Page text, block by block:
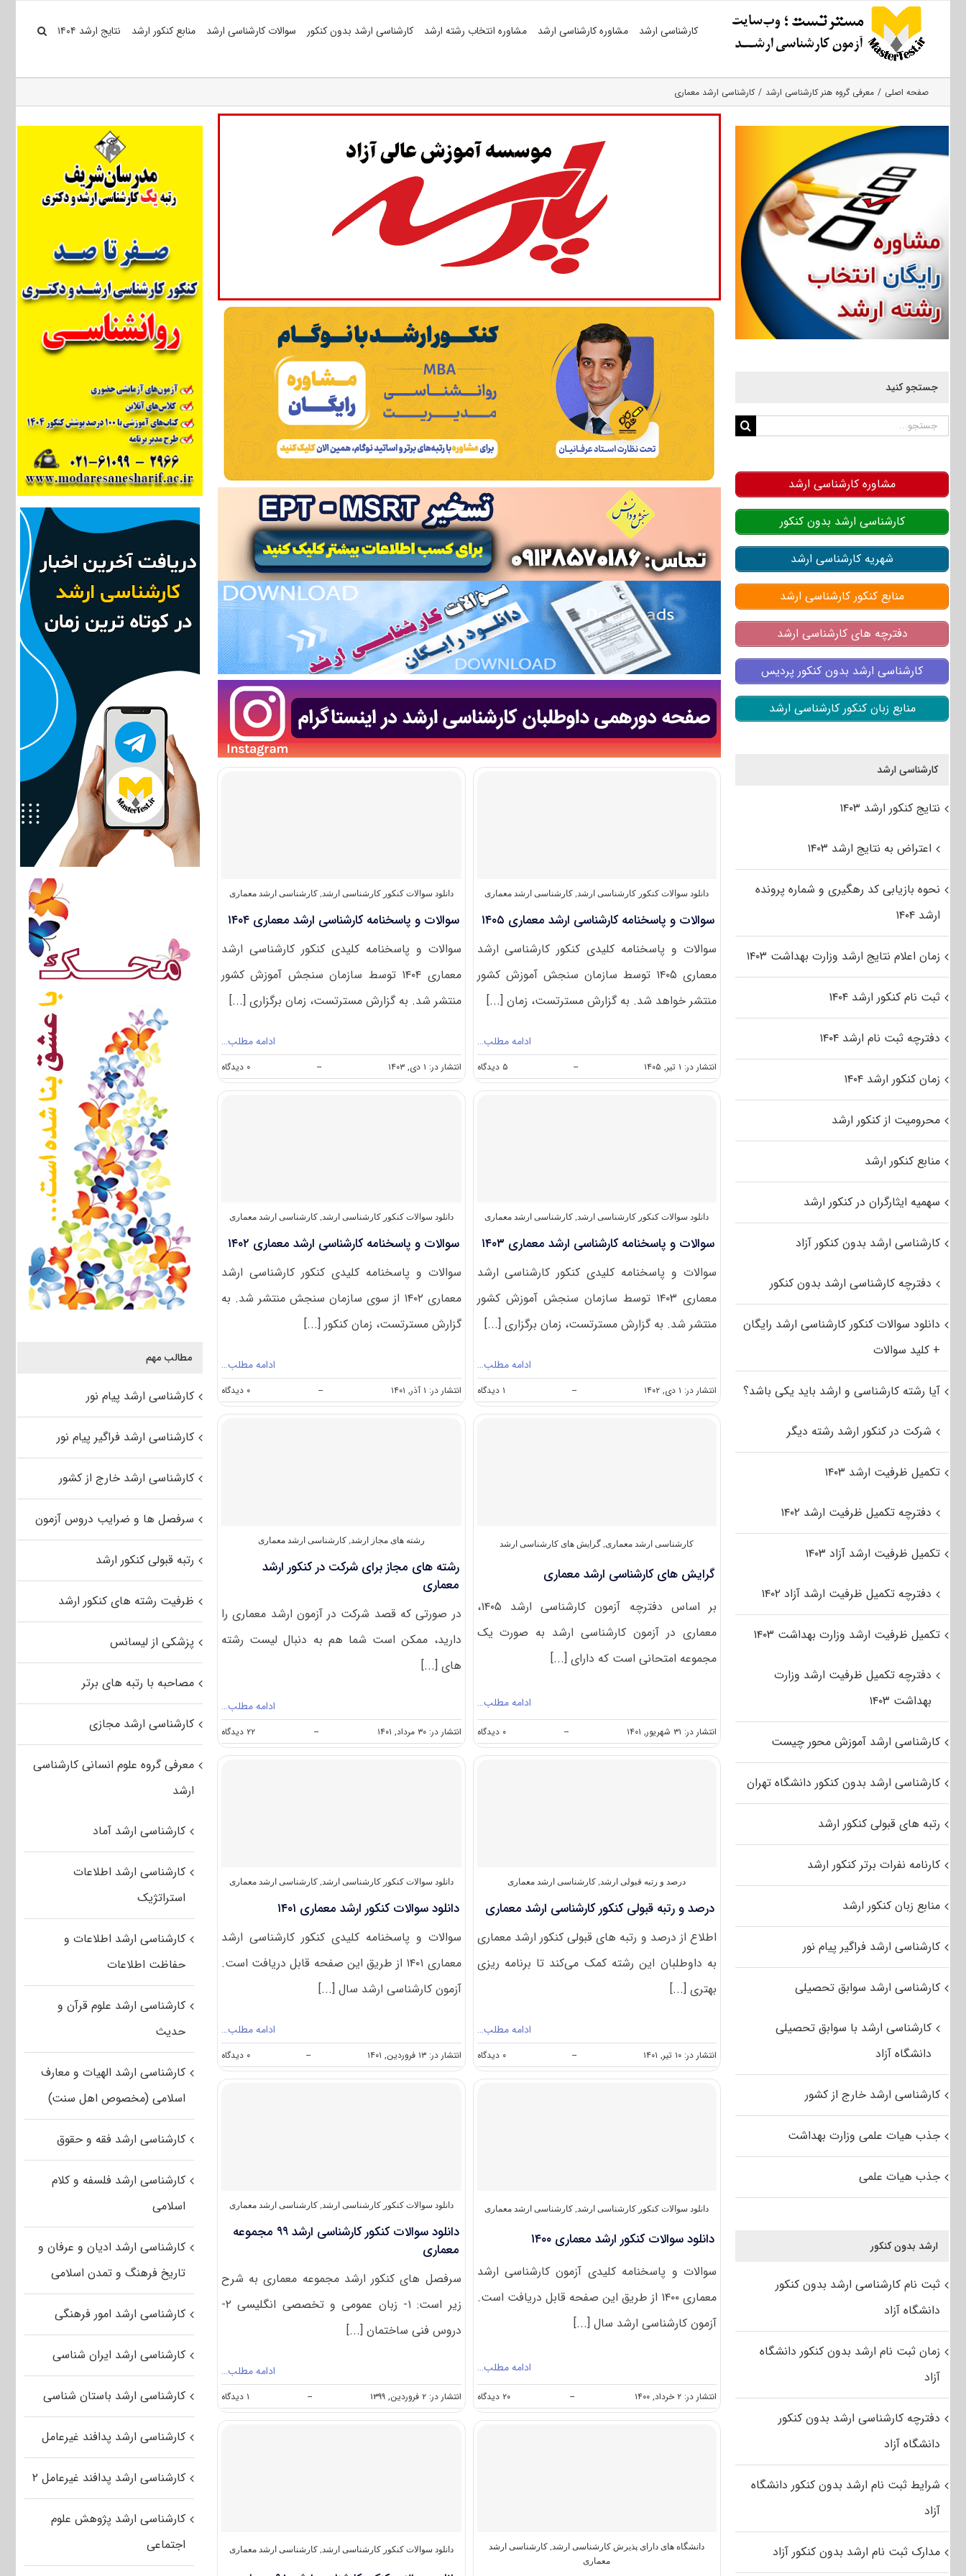
کارشناسی ارشد مشاوره کارشناسی ارشد مشاوره انتخاب رشته ارشد کارشناسی ارشد بدون کنکور سوالات کارشناسی ارشد منابع کنکور ارشد نتایج ارشد ۱۴۰۴
صفحه اصلی معرفی گروه هنر کارشناسی ارشد کارشناسی ارشد معماری
دانلود سوالات کنکور کارشناسی ارشد, کارشناسی ارشد معماری
سوالات و پاسخنامه کارشناسی ارشد معماری ۱۴۰۵
سوالات و پاسخنامه کلیدی کنکور کارشناسی ارشد
معماری ۱۴۰۵ توسط سازمان سنجش آموزش کشور
منتشر خواهد شد. به گزارش مسترتست، زمان [...]
ادامه مطلب…
انتشار در: ۱ تیر, ۱۴۰۵ -- ۵ دیدگاه
سوالات
و
دانلود سوالات کنکور کارشناسی ارشد,کارشناسی ارشد معماری
سوالات و پاسخنامه کارشناسی ارشد معماری ۱۴۰۴
سوالات و پاسخنامه کلیدی کنکور کارشناسی ارشد
معماری ۱۴۰۴ توسط سازمان سنجش آموزش کشور
منتشر شد. به گزارش مسترتست، زمان برگزاری [...]
ادامه مطلب…
انتشار در: ۱ دی, ۱۴۰۳ -- ۰ دیدگاه
on
سوالات
و
دانلود سوالات کنکور کارشناسی ارشد, کارشناسی ارشد معماری
سوالات و پاسخنامه کارشناسی ارشد معماری ۱۴۰۳
سوالات و پاسخنامه کلیدی کنکور کارشناسی ارشد
معماری ۱۴۰۳ توسط سازمان سنجش آموزش کشور
منتشر شد. به گزارش مسترتست، زمان برگزاری [...]
ادامه مطلب…
انتشار در: ۱ دی, ۱۴۰۲ -- ۱ دیدگاه
سوالات
و
دانلود سوالات کنکور کارشناسی ارشد,کارشناسی ارشد معماری
سوالات و پاسخنامه کارشناسی ارشد معماری ۱۴۰۲
سوالات و پاسخنامه کلیدی کنکور کارشناسی ارشد
معماری ۱۴۰۲ از سوی سازمان سنجش منتشر شد. به
گزارش مسترتست، زمان کنکور [...]
ادامه مطلب…
انتشار در: ۱ آذر, ۱۴۰۱ -- ۰ دیدگاه
on
سوالات
و
پاسخنامه
کارشناسی
کارشناسی ارشد معماری, گرایش های کارشناسی ارشد
گرایش های کارشناسی ارشد معماری
بر اساس دفترچه آزمون کارشناسی ارشد ۱۴۰۵،
معماری در آزمون کارشناسی ارشد به صورت یک
مجموعه امتحانی است که دارای [...]
ادامه مطلب…
انتشار در: ۳۱ شهریور, ۱۴۰۱ -- ۰ دیدگاه
گرایش
های
رشته های مجاز ارشد,کارشناسی ارشد معماری
رشته های مجاز برای شرکت در کنکور ارشد
معماری
در صورتی که قصد شرکت در آزمون ارشد معماری را
دارید، ممکن است شما هم به دنبال لیست رشته
های [...]
ادامه مطلب…
انتشار در: ۳۰ مرداد, ۱۴۰۱ -- ۲۲ دیدگاه
on
رشته
های
درصد و رتبه قبولی ارشد, کارشناسی ارشد معماری
درصد و رتبه قبولی کنکور کارشناسی ارشد معماری
اطلاع از درصد و رتبه های قبولی کنکور ارشد معماری
به داوطلبان این رشته کمک می‌کند تا برنامه ریزی
بهتری [...]
ادامه مطلب…
انتشار در: ۱۰ تیر, ۱۴۰۱ -- ۰ دیدگاه
درصد
و
دانلود سوالات کنکور کارشناسی ارشد,کارشناسی ارشد معماری
دانلود سوالات کنکور ارشد معماری ۱۴۰۱
سوالات و پاسخنامه کلیدی کنکور کارشناسی ارشد
معماری ۱۴۰۱ از طریق این صفحه قابل دریافت است.
آزمون کارشناسی ارشد سال [...]
ادامه مطلب…
انتشار در: ۱۳ فروردین, ۱۴۰۱ -- ۰ دیدگاه
on
دانلود
سوالات
دانلود سوالات کنکور کارشناسی ارشد, کارشناسی ارشد معماری
دانلود سوالات کنکور ارشد معماری ۱۴۰۰
سوالات و پاسخنامه کلیدی آزمون کارشناسی ارشد
معماری ۱۴۰۰ از طریق این صفحه قابل دریافت است.
آزمون کارشناسی ارشد سال [...]
ادامه مطلب…
انتشار در: ۲ خرداد, ۱۴۰۰ -- ۲۰ دیدگاه
دانلود
سوالات
دانلود سوالات کنکور کارشناسی ارشد,کارشناسی ارشد معماری
دانلود سوالات کنکور کارشناسی ارشد ۹۹ مجموعه
معماری
سرفصل های کنکور ارشد مجموعه معماری به شرح
زیر است: ۱- زبان عمومی و تخصصی انگلیسی ۲-
دروس فنی ساختمان [...]
ادامه مطلب…
انتشار در: ۲ فروردین, ۱۳۹۹ -- ۱ دیدگاه
on
دانلود
سوالات
دانشگاه های دارای پذیرش کارشناسی ارشد, کارشناسی ارشد
معماری
دانلود سوالات کنکور کارشناسی ارشد,کارشناسی ارشد معماری
مطالب مهم
کارشناسی ارشد پیام نور
کارشناسی ارشد فراگیر پیام نور
کارشناسی ارشد خارج از کشور
سرفصل ها و ضرایب دروس آزمون
رتبه قبولی کنکور ارشد
ظرفیت رشته های کنکور ارشد
پزشکی از لیسانس
مصاحبه با رتبه های برتر
کارشناسی ارشد مجازی
معرفی گروه علوم انسانی کارشناسی
ارشد
کارشناسی ارشد آماد
کارشناسی ارشد اطلاعات
استراتژیک
کارشناسی ارشد اطلاعات و
حفاظت اطلاعات
کارشناسی ارشد علوم قرآن و
حدیث
کارشناسی ارشد الهیات و معارف
اسلامی (مخصوص اهل سنت)
کارشناسی ارشد فقه و حقوق
کارشناسی ارشد فلسفه و کلام
اسلامی
کارشناسی ارشد ادیان و عرفان و
تاریخ فرهنگ و تمدن اسلامی
کارشناسی ارشد امور فرهنگی
کارشناسی ارشد ایران شناسی
کارشناسی ارشد باستان شناسی
کارشناسی ارشد پدافند غیرعامل
کارشناسی ارشد پدافند غیرعامل ۲
کارشناسی ارشد پژوهش علوم
اجتماعی
جستجو کنید
جستجو
مشاوره کارشناسی ارشد
کارشناسی ارشد بدون کنکور
شهریه کارشناسی ارشد
منابع کنکور کارشناسی ارشد
دفترچه های کارشناسی ارشد
کارشناسی ارشد بدون کنکور پردیس
منابع زبان کنکور کارشناسی ارشد
کارشناسی ارشد
نتایج کنکور ارشد ۱۴۰۳
اعتراض به نتایج ارشد ۱۴۰۳
نحوه بازیابی کد رهگیری و شماره پرونده
ارشد ۱۴۰۴
زمان اعلام نتایج ارشد وزارت بهداشت ۱۴۰۳
ثبت نام کنکور ارشد ۱۴۰۴
دفترچه ثبت نام ارشد ۱۴۰۴
زمان کنکور ارشد ۱۴۰۴
محرومیت از کنکور ارشد
منابع کنکور ارشد
سهمیه ایثارگران در کنکور ارشد
کارشناسی ارشد بدون کنکور آزاد
دفترچه کارشناسی ارشد بدون کنکور
دانلود سوالات کنکور کارشناسی ارشد رایگان
+ کلید سوالات
آیا رشته کارشناسی و ارشد باید یکی باشد؟
شرکت در کنکور ارشد رشته دیگر
تکمیل ظرفیت ارشد ۱۴۰۳
دفترچه تکمیل ظرفیت ارشد ۱۴۰۲
تکمیل ظرفیت ارشد آزاد ۱۴۰۳
دفترچه تکمیل ظرفیت ارشد آزاد ۱۴۰۲
تکمیل ظرفیت ارشد وزارت بهداشت ۱۴۰۳
دفترچه تکمیل ظرفیت ارشد وزارت
بهداشت ۱۴۰۳
کارشناسی ارشد آموزش محور چیست
کارشناسی ارشد بدون کنکور دانشگاه تهران
رتبه های قبولی کنکور ارشد
کارنامه نفرات برتر کنکور ارشد
منابع زبان کنکور ارشد
کارشناسی ارشد فراگیر پیام نور
کارشناسی ارشد سوابق تحصیلی
کارشناسی ارشد با سوابق تحصیلی
دانشگاه آزاد
کارشناسی ارشد خارج از کشور
جذب هیات علمی وزارت بهداشت
جذب هیات علمی
ارشد بدون کنکور
ثبت نام کارشناسی ارشد بدون کنکور
دانشگاه آزاد
زمان ثبت نام ارشد بدون کنکور دانشگاه
آزاد
دفترچه کارشناسی ارشد بدون کنکور
دانشگاه آزاد
شرایط ثبت نام ارشد بدون کنکور دانشگاه
آزاد
مدارک ثبت نام ارشد بدون کنکور آزاد